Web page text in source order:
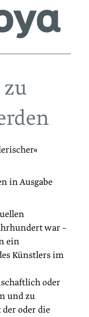
in Ausgabe
war –
ein
Künstlers im
oder
und zu
oder die